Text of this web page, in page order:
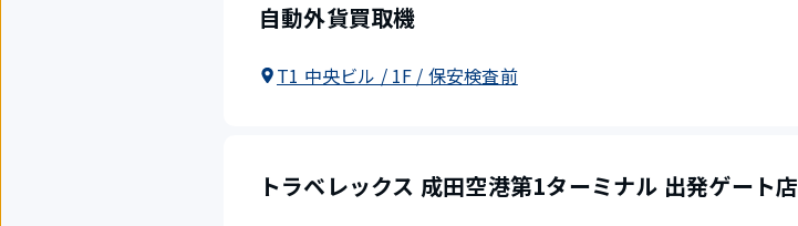
自動外貨買取機
T1 中央ビル / 1F / 保安検査前
トラベレックス 成田空港第1ターミナル 出発ゲート店